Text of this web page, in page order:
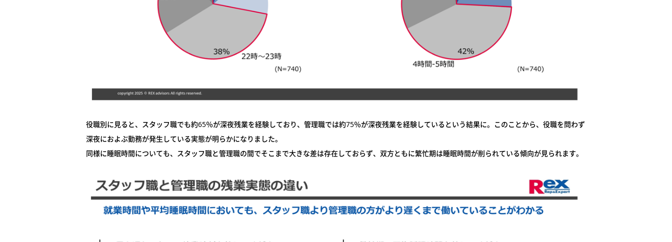
役職別に見ると、スタッフ職でも約65％が深夜残業を経験しており、管理職では約75％が深夜残業を経験しているという結果に。このことから、役職を問わず
深夜におよぶ勤務が発生している実態が明らかになりました。
同様に睡眠時間についても、スタッフ職と管理職の間でそこまで大きな差は存在しておらず、双方ともに繁忙期は睡眠時間が削られている傾向が見られます。